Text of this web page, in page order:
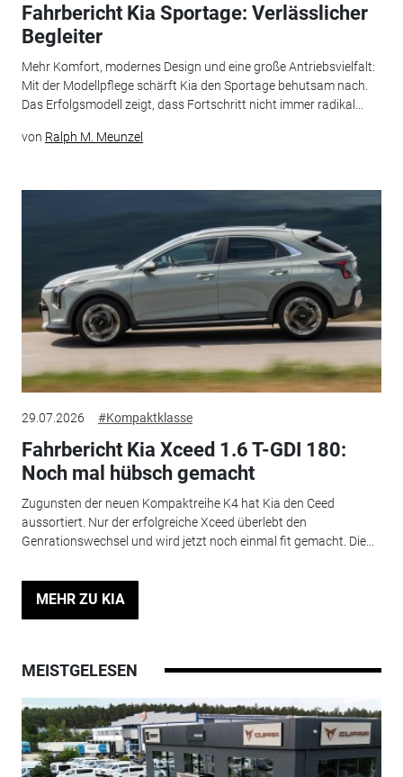
Fahrbericht Kia Sportage: Verlässlicher
Begleiter
Mehr Komfort, modernes Design und eine große Antriebsvielfalt:
Mit der Modellpflege schärft Kia den Sportage behutsam nach.
Das Erfolgsmodell zeigt, dass Fortschritt nicht immer radikal...
von Ralph M. Meunzel
29.07.2026 #Kompaktklasse
Fahrbericht Kia Xceed 1.6 T-GDI 180:
Noch mal hübsch gemacht
Zugunsten der neuen Kompaktreihe K4 hat Kia den Ceed
aussortiert. Nur der erfolgreiche Xceed überlebt den
Genrationswechsel und wird jetzt noch einmal fit gemacht. Die...
MEHR ZU KIA
MEISTGELESEN